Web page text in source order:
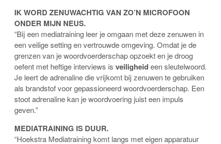
IK WORD ZENUWACHTIG VAN ZO’N MICROFOON
ONDER MIJN NEUS.
“Bij een mediatraining leer je omgaan met deze zenuwen in
een veilige setting en vertrouwde omgeving. Omdat je de
grenzen van je woordvoerderschap opzoekt en je droog
oefent met heftige interviews is veiligheideen sleutelwoord.
Je leert de adrenaline die vrijkomt bij zenuwen te gebruiken
als brandstof voor gepassioneerd woordvoerderschap. Een
stoot adrenaline kan je woordvoering juist een impuls
geven.”
MEDIATRAINING IS DUUR.
“Hoekstra Mediatraining komt langs met eigen apparatuur